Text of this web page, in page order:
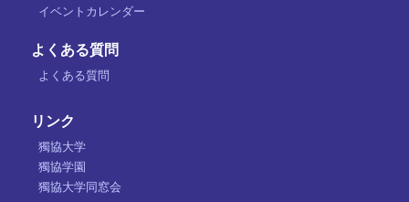
イベントカレンダー
よくある質問
よくある質問
リンク
獨協大学
獨協学園
獨協大学同窓会